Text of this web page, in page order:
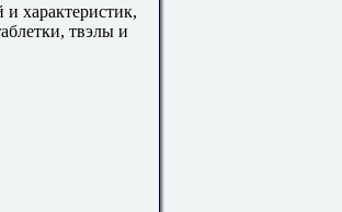
характеристик,
твэлы и